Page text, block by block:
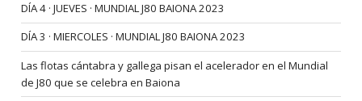
DÍA 4 · JUEVES · MUNDIAL J80 BAIONA 2023
DÍA 3 · MIERCOLES · MUNDIAL J80 BAIONA 2023
Las flotas cántabra y gallega pisan el acelerador en el Mundial
de J80 que se celebra en Baiona